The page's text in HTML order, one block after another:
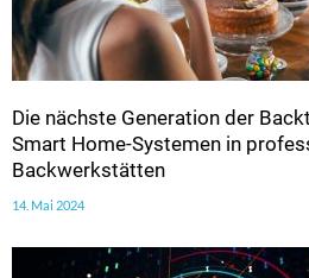
Die nächste Generation der
Smart Home-Systemen in
Backwerkstätten
14. Mai 2024